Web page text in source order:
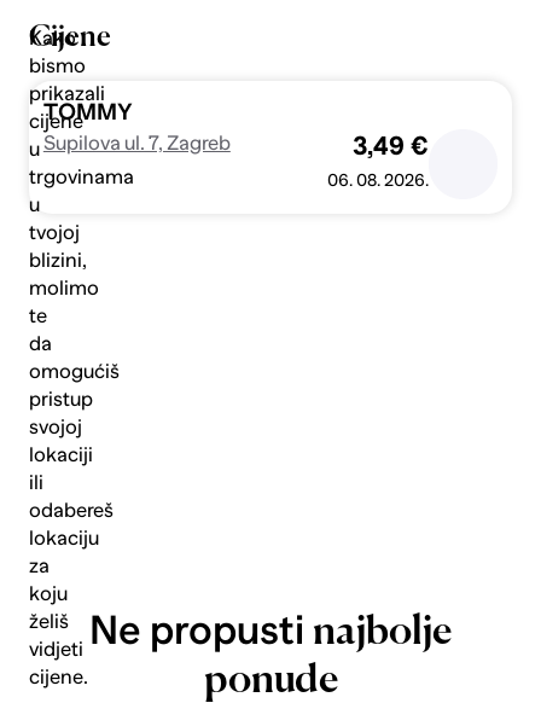
Kako
bismo
prikazali
cijene
u
trgovinama
u
tvojoj
blizini,
molimo
te
da
omogućiš
pristup
svojoj
lokaciji
ili
odabereš
lokaciju
za
koju
želiš
vidjeti
cijene.
Pošalji
Cijene
TOMMY
Supilova ul. 7, Zagreb 3,49 €
06. 08. 2026.
Ne propusti najbolje
ponude